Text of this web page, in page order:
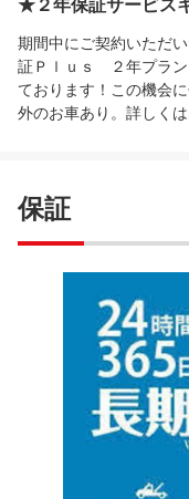
★２年保証サービス
期間中にご契約いただ
証Ｐｌｕｓ ２年プラ
ております！この機会
外のお車あり。詳しく
保証